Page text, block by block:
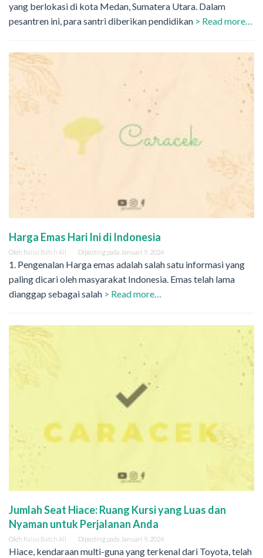
yang berlokasi di kota Medan, Sumatera Utara. Dalam
pesantren ini, para santri diberikan pendidikan > Read more…
Harga Emas Hari Ini di Indonesia
Oleh Raisu Batch All Diposting pada Januari 9, 2024
1. Pengenalan Harga emas adalah salah satu informasi yang
paling dicari oleh masyarakat Indonesia. Emas telah lama
dianggap sebagai salah > Read more…
Jumlah Seat Hiace: Ruang Kursi yang Luas dan
Nyaman untuk Perjalanan Anda
Oleh Raisu Batch All Diposting pada Januari 9, 2024
Hiace, kendaraan multi-guna yang terkenal dari Toyota, telah